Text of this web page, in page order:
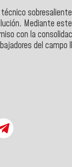
Mediante
con la
del campo